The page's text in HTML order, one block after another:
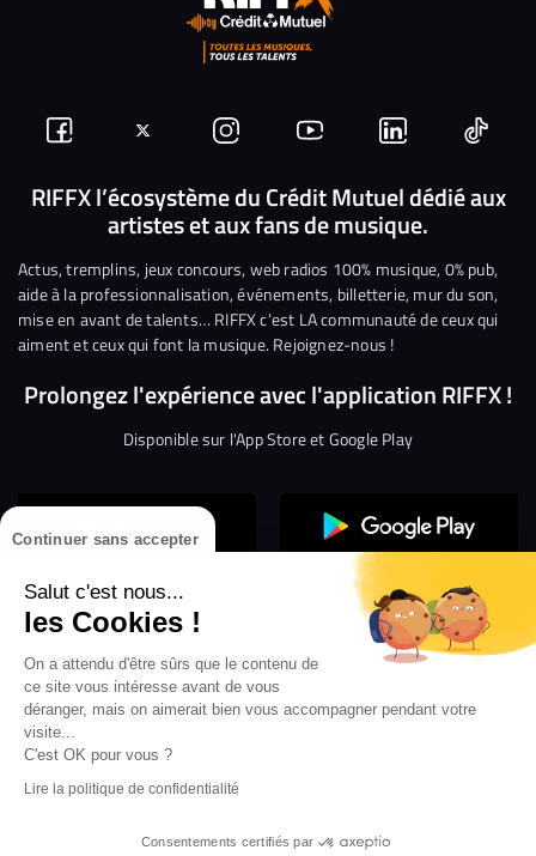
Continuer sans accepter
Salut c'est nous...
les Cookies !
On a attendu d'être sûrs que le contenu de
ce site vous intéresse avant de vous
déranger, mais on aimerait bien vous accompagner pendant votre
visite...
C'est OK pour vous ?
Lire la politique de confidentialité
Consentements certifiés par
Suivez-
nous
Facebook
Suivez-
nous
sur
Twitter
Nous
rejoindre
sur
Instagram
Nous
rejoindre
sur
YouTube
Nous
rejoindre
sur
Linkedin
Nous
RIFFX l’écosystème du Crédit Mutuel dédié aux
artistes et aux fans de musique.
Actus, tremplins, jeux concours, web radios 100% musique, 0% pub,
aide à la professionnalisation, événements, billetterie, mur du son,
mise en avant de talents… RIFFX c’est LA communauté de ceux qui
aiment et ceux qui font la musique. Rejoignez-nous !
Prolongez l'expérience avec l'application RIFFX !
Disponible sur l'App Store et Google Play
Confidentialité
Gestion des cookies
Conditions générales d’utilisation
Mentions légales
les webradios RIFFX
en exclusivité sur VIBES le titre de la révé